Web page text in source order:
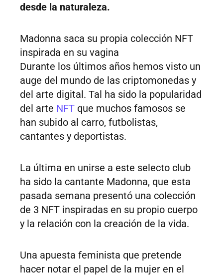
desde la naturaleza.
Madonna saca su propia colección NFT
inspirada en su vagina
Durante los últimos años hemos visto un
auge del mundo de las criptomonedas y
del arte digital. Tal ha sido la popularidad
del arte NFT que muchos famosos se
han subido al carro, futbolistas,
cantantes y deportistas.
La última en unirse a este selecto club
ha sido la cantante Madonna, que esta
pasada semana presentó una colección
de 3 NFT inspiradas en su propio cuerpo
y la relación con la creación de la vida.
Una apuesta feminista que pretende
hacer notar el papel de la mujer en el